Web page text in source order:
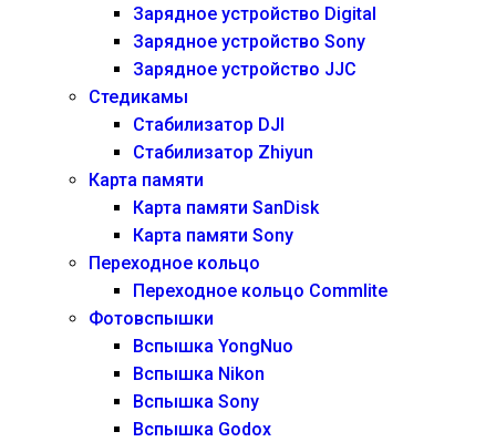
Зарядное устройство Digital
Зарядное устройство Sony
Зарядное устройство JJC
Стедикамы
Стабилизатор DJI
Стабилизатор Zhiyun
Карта памяти
Карта памяти SanDisk
Карта памяти Sony
Переходное кольцо
Переходное кольцо Commlite
Фотовспышки
Вспышка YongNuo
Вспышка Nikon
Вспышка Sony
Вспышка Godox